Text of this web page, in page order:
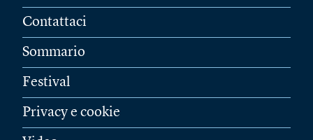
Contattaci
Sommario
Festival
Privacy e cookie